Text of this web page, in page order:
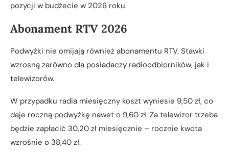
pozycji w budżecie w 2026 roku.
Abonament RTV 2026
Podwyżki nie omijają również abonamentu RTV. Stawki
wzrosną zarówno dla posiadaczy radioodbiorników, jak i
telewizorów.
W przypadku radia miesięczny koszt wyniesie 9,50 zł, co
daje roczną podwyżkę nawet o 9,60 zł. Za telewizor trzeba
będzie zapłacić 30,20 zł miesięcznie – rocznie kwota
wzrośnie o 38,40 zł.